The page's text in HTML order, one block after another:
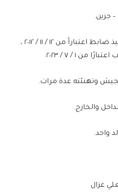
– تطوع في الجيش بصفة تلميذ ضابط اعتباراً من ١٢ / ١١ / ٢٠١٢ ،
من ١ / ٧ / ٢٠٢٣.
وتهنئته عدة مرات.
والخارج.
واحد.
غزال